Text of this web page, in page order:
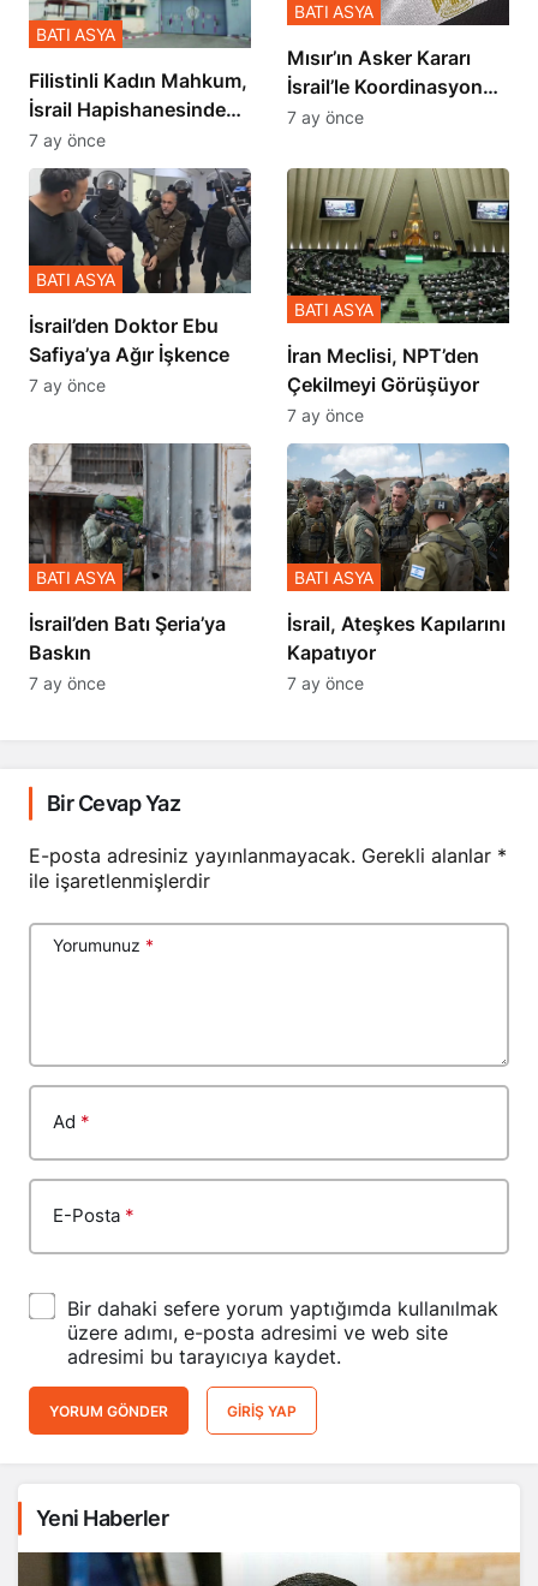
Filistinli Kadın Mahkum,
İsrail Hapishanesindeki
Zulmü Anlattı
BATI ASYA
7 ay önce
Mısır’ın Asker Kararı
İsrail’le Koordinasyon
İçinde Gerçekleşmiş
BATI ASYA
7 ay önce
İsrail’den Doktor Ebu
Safiya’ya Ağır İşkence
BATI ASYA
7 ay önce
İran Meclisi, NPT’den
Çekilmeyi Görüşüyor
BATI ASYA
7 ay önce
​​​​​​​İsrail’den Batı Şeria’ya
Baskın
BATI ASYA
7 ay önce
İsrail, Ateşkes Kapılarını
Kapatıyor
BATI ASYA
7 ay önce
Bir Cevap Yaz
E-posta adresiniz yayınlanmayacak. Gerekli alanlar *
ile işaretlenmişlerdir
Yorumunuz *
Ad *
E-Posta *
Bir dahaki sefere yorum yaptığımda kullanılmak
üzere adımı, e-posta adresimi ve web site
adresimi bu tarayıcıya kaydet.
YORUM GÖNDER GIRIŞ YAP
Yeni Haberler